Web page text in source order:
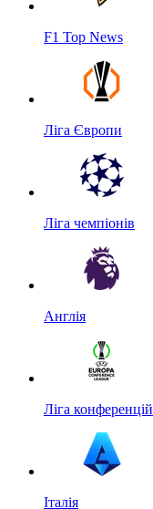
F1 Top News
Ліга Європи
Ліга чемпіонів
Англія
Ліга конференцій
Італія